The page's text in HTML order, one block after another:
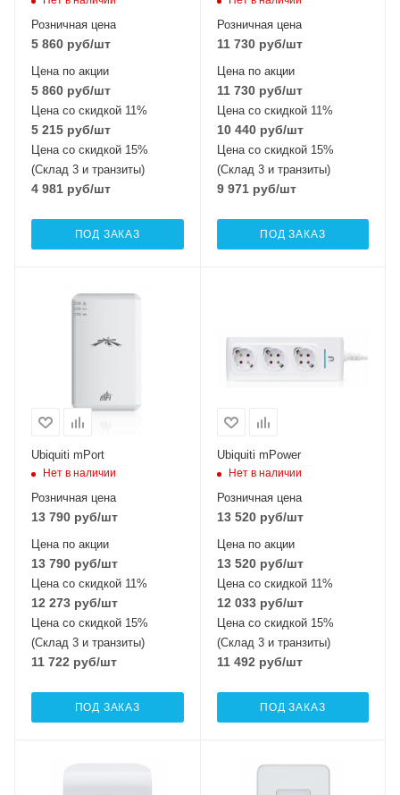
Розничная цена
5 860 руб/шт
Цена по акции
5 860 руб/шт
Цена со скидкой 11%
5 215 руб/шт
Цена со скидкой 15%
(Склад 3 и транзиты)
4 981 руб/шт
ПОД ЗАКАЗ
Розничная цена
11 730руб/шт
Цена по акции
11 730руб/шт
Цена со скидкой 11%
10 440руб/шт
Цена со скидкой 15%
(Склад 3 и транзиты)
9 971руб/шт
ПОД ЗАКАЗ
Ubiquiti mPort
Нет в наличии
Розничная цена
13 790 руб/шт
Цена по акции
13 790 руб/шт
Цена со скидкой 11%
12 273 руб/шт
Цена со скидкой 15%
(Склад 3 и транзиты)
11 722 руб/шт
ПОД ЗАКАЗ
Ubiquiti mPower
Нет в наличии
Розничная цена
13 520руб/шт
Цена по акции
13 520руб/шт
Цена со скидкой 11%
12 033руб/шт
Цена со скидкой 15%
(Склад 3 и транзиты)
11 492 руб/шт
ПОД ЗАКАЗ